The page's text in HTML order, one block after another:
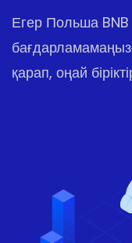
Егер Польша BNB
қарап, оңай